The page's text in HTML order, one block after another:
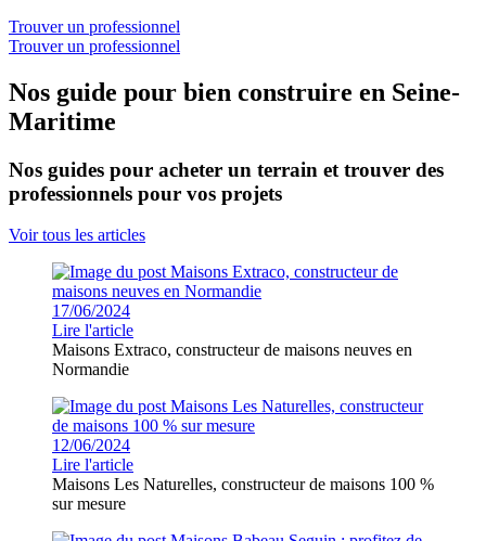
Trouver un professionnel
Trouver un professionnel
Nos guide pour bien construire en Seine-
Maritime
Nos guides pour acheter un terrain et trouver des
professionnels pour vos projets
Voir tous les articles
17/06/2024
Lire l'article
Maisons Extraco, constructeur de maisons neuves en
Normandie
12/06/2024
Lire l'article
Maisons Les Naturelles, constructeur de maisons 100 %
sur mesure